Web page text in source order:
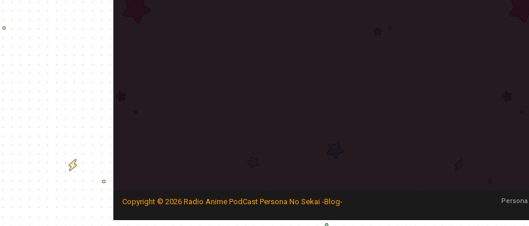
Copyright © 2026 Radio Anime PodCast Persona No Sekai -Blog-